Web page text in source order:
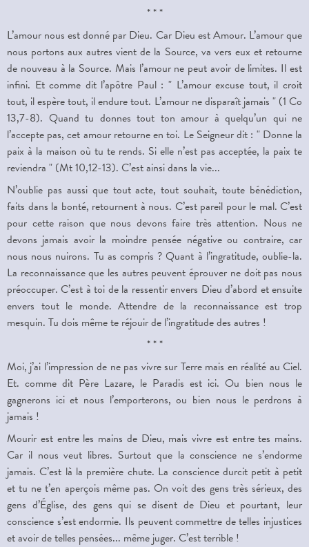
* * *
L’amour nous est donné par Dieu. Car Dieu est Amour. L’amour que
nous portons aux autres vient de la Source, va vers eux et retourne
de nouveau à la Source. Mais l’amour ne peut avoir de limites. Il est
infini. Et comme dit l’apôtre Paul : " L’amour excuse tout, il croit
tout, il espère tout, il endure tout. L’amour ne disparaît jamais " (1 Co
13,7-8). Quand tu donnes tout ton amour à quelqu’un qui ne
l’accepte pas, cet amour retourne en toi. Le Seigneur dit : " Donne la
paix à la maison où tu te rends. Si elle n’est pas acceptée, la paix te
reviendra " (Mt 10,12-13). C’est ainsi dans la vie...
N’oublie pas aussi que tout acte, tout souhait, toute bénédiction,
faits dans la bonté, retournent à nous. C’est pareil pour le mal. C’est
pour cette raison que nous devons faire très attention. Nous ne
devons jamais avoir la moindre pensée négative ou contraire, car
nous nous nuirons. Tu as compris ? Quant à l’ingratitude, oublie-la.
La reconnaissance que les autres peuvent éprouver ne doit pas nous
préoccuper. C’est à toi de la ressentir envers Dieu d’abord et ensuite
envers tout le monde. Attendre de la reconnaissance est trop
mesquin. Tu dois même te réjouir de l’ingratitude des autres !
* * *
Moi, j’ai l’impression de ne pas vivre sur Terre mais en réalité au Ciel.
Et. comme dit Père Lazare, le Paradis est ici. Ou bien nous le
gagnerons ici et nous l’emporterons, ou bien nous le perdrons à
jamais !
Mourir est entre les mains de Dieu, mais vivre est entre tes mains.
Car il nous veut libres. Surtout que la conscience ne s’endorme
jamais. C’est là la première chute. La conscience durcit petit à petit
et tu ne t’en aperçois même pas. On voit des gens très sérieux, des
gens d’Église, des gens qui se disent de Dieu et pourtant, leur
conscience s’est endormie. Ils peuvent commettre de telles injustices
et avoir de telles pensées... même juger. C’est terrible !